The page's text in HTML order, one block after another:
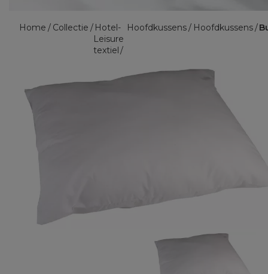
Home Collectie
Hotel-
Leisure
textiel
Hoofdkussens Hoofdkussens